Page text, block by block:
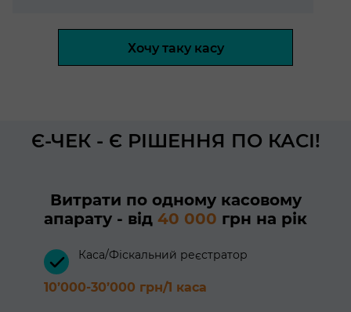
Хочу таку касу
Є-ЧЕК - Є РІШЕННЯ ПО КАСІ!
Витрати по одному касовому
апарату - від 40 000 грн на рік
Каса/Фіскальний реєстратор
10’000-30’000 грн/1 каса